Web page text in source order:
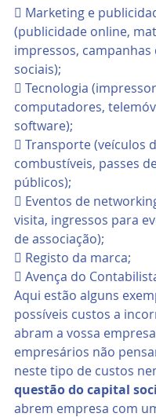
 Marketing e
(publicidade online,
impressos, campanhas
sociais);
 Tecnologia
computadores,
software);
 Transporte (veículos
combustíveis, passes
públicos);
 Eventos de
visita, ingressos para
de associação);
 Registo da marca;
 Avença do
Aqui estão alguns
possíveis custos a
abram a vossa
empresários não
neste tipo de custos
questão do capital
abrem empresa com